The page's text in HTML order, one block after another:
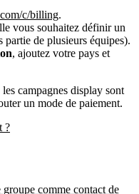
c/billing.
vous souhaitez définir un
de plusieurs équipes).
, ajoutez votre pays et
campagnes display sont
un mode de paiement.
?
comme contact de